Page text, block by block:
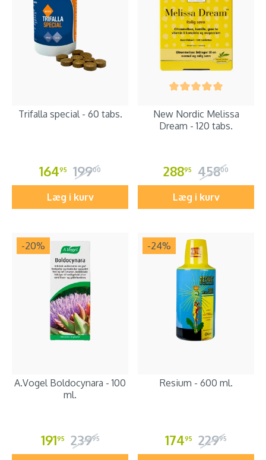
Trifalla special - 60 tabs.
16495 19900
Læg i kurv
New Nordic Melissa
Dream - 120 tabs.
28895 45800
Læg i kurv
-20%
A.Vogel Boldocynara - 100
ml.
19195 23995
-24%
Resium - 600 ml.
17495 22995